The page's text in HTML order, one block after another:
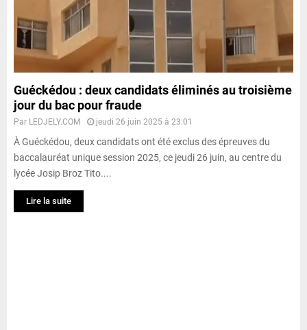
Guéckédou : deux candidats éliminés au troisième
jour du bac pour fraude
Par LEDJELY.COM jeudi 26 juin 2025 à 23:01
À Guéckédou, deux candidats ont été exclus des épreuves du
baccalauréat unique session 2025, ce jeudi 26 juin, au centre du
lycée Josip Broz Tito....
Lire la suite